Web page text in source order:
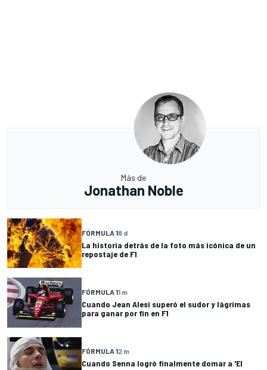
Más de
Jonathan Noble
FÓRMULA 18 d
La historia detrás de la foto más icónica de un
repostaje de F1
FÓRMULA 11 m
Cuando Jean Alesi superó el sudor y lágrimas
para ganar por fin en F1
FÓRMULA 12 m
Cuando Senna logró finalmente domar a 'El